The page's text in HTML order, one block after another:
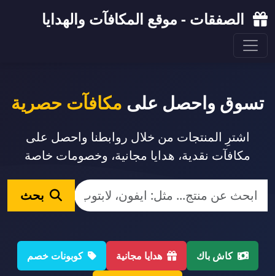
الصفقات - موقع المكافآت والهدايا
تسوق واحصل على مكافآت حصرية
اشترِ المنتجات من خلال روابطنا واحصل على
مكافآت نقدية، هدايا مجانية، وخصومات خاصة
بحث
كاش باك هدايا مجانية كوبونات خصم